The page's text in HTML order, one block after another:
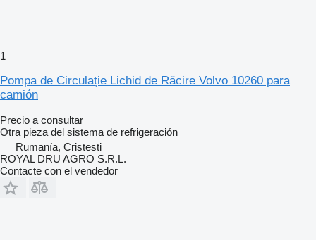
1
Pompa de Circulație Lichid de Răcire Volvo 10260 para
camión
Precio a consultar
Otra pieza del sistema de refrigeración
Rumanía, Cristesti
ROYAL DRU AGRO S.R.L.
Contacte con el vendedor